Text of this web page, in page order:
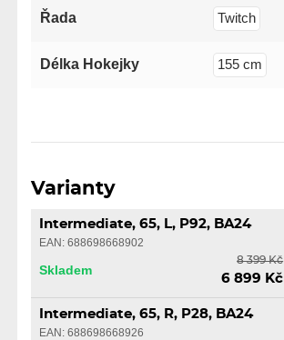
Řada Twitch
Délka Hokejky 155 cm
Varianty
Intermediate, 65, L, P92, BA24
EAN: 688698668902
Skladem
8 399 Kč
6 899 Kč
Intermediate, 65, R, P28, BA24
EAN: 688698668926